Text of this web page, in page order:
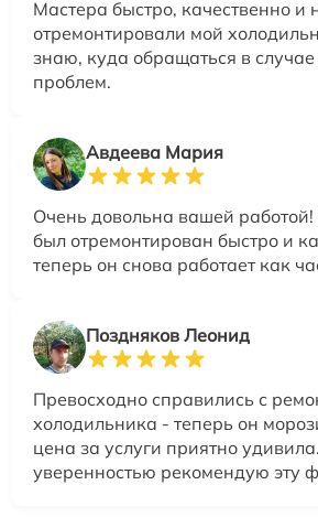
Мастера быстро, качественно и
отремонтировали мой
знаю, куда обращаться в
проблем.
Авдеева Мария
Очень довольна вашей
был отремонтирован быстро и
теперь он снова работает как
Поздняков Леонид
Превосходно справились с
холодильника - теперь он
цена за услуги приятно
уверенностью рекомендую эту